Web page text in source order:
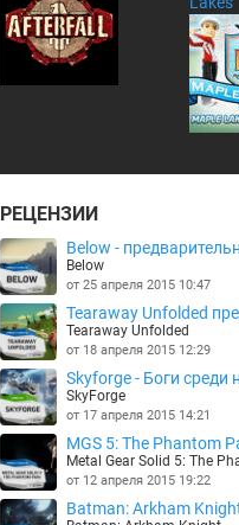
РЕЦЕНЗИИ
Below -
Below
от 25 апреля 2015 10:47
Tearaway Unfolded
Tearaway Unfolded
от 18 апреля 2015 12:29
Skyforge - Боги среди
SkyForge
от 17 апреля 2015 14:21
MGS 5: The Phantom
Metal Gear Solid 5: The
от 12 апреля 2015 19:22
Batman: Arkham